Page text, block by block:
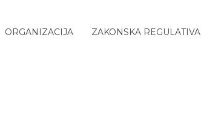
ORGANIZACIJA ZAKONSKA REGULATIVA